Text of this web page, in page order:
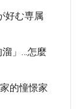
好む専属
」…怎麼
的憧憬家